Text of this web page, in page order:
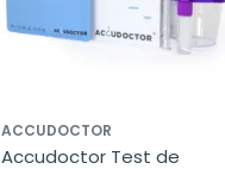
ACCUDOCTOR
Accudoctor Test de